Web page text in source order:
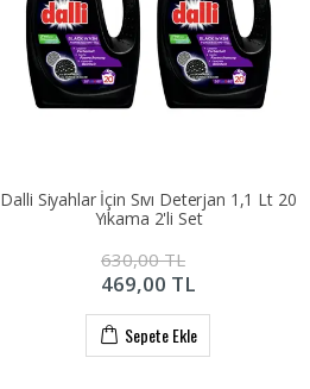
Dalli Siyahlar İçin Sıvı Deterjan 1,1 Lt 20
Yıkama 2'li Set
630,00TL
469,00 TL
Sepete Ekle